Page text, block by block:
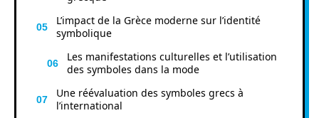
L’impact de la Grèce moderne sur l’identité
symbolique
Les manifestations culturelles et l’utilisation
des symboles dans la mode
Une réévaluation des symboles grecs à
l’international